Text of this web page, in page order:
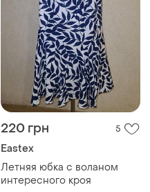
220 грн 5
Eastex
Летняя юбка с воланом
интересного кроя